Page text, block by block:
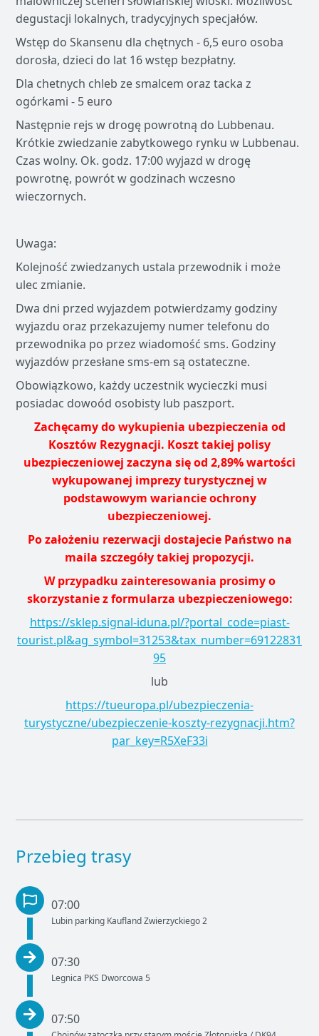
degustacji lokalnych, tradycyjnych specjałów.
Wstęp do Skansenu dla chętnych - 6,5 euro osoba
dorosła, dzieci do lat 16 wstęp bezpłatny.
Dla chetnych chleb ze smalcem oraz tacka z
ogórkami - 5 euro
Następnie rejs w drogę powrotną do Lubbenau.
Krótkie zwiedzanie zabytkowego rynku w Lubbenau.
Czas wolny. Ok. godz. 17:00 wyjazd w drogę
powrotnę, powrót w godzinach wczesno
wieczornych.
Uwaga:
Kolejność zwiedzanych ustala przewodnik i może
ulec zmianie.
Dwa dni przed wyjazdem potwierdzamy godziny
wyjazdu oraz przekazujemy numer telefonu do
przewodnika po przez wiadomość sms. Godziny
wyjazdów przesłane sms-em są ostateczne.
Obowiązkowo, każdy uczestnik wycieczki musi
posiadac dowoód osobisty lub paszport.
Zachęcamy do wykupienia ubezpieczenia od
Kosztów Rezygnacji. Koszt takiej polisy
ubezpieczeniowej zaczyna się od 2,89% wartości
wykupowanej imprezy turystycznej w
podstawowym wariancie ochrony
ubezpieczeniowej.
Po założeniu rezerwacji dostajecie Państwo na
maila szczegóły takiej propozycji.
W przypadku zainteresowania prosimy o
skorzystanie z formularza ubezpieczeniowego:
https://sklep.signal-iduna.pl/?portal_code=piast-
tourist.pl&ag_symbol=31253&tax_number=69122831
95
lub
https://tueuropa.pl/ubezpieczenia-
turystyczne/ubezpieczenie-koszty-rezygnacji.htm?
par_key=R5XeF33i
Przebieg trasy
07:00
Lubin parking Kaufland Zwierzyckiego 2
07:30
Legnica PKS Dworcowa 5
07:50